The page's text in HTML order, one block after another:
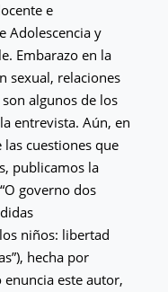
e
Adolescencia y
Embarazo en la
sexual, relaciones
algunos de los
entrevista. Aún, en
cuestiones que
publicamos la
governo dos
niños: libertad
hecha por
este autor,